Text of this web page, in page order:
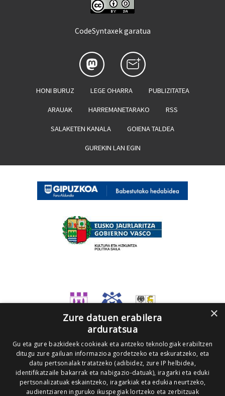
CodeSyntaxek garatua
HONI BURUZ LEGE OHARRA PUBLIZITATEA
ARAUAK HARREMANETARAKO RSS
SALAKETEN KANALA GOIENA TALDEA
GUREKIN LAN EGIN
×
Zure datuen erabilera
arduratsua
Gu eta gure bazkideek cookieak eta antzeko teknologiak erabiltzen
ditugu zure gailuan informazioa gordetzeko eta eskuratzeko, eta
datu pertsonalak tratatzeko (adibidez, zure IP helbidea,
identifikatzaile bakarrak eta nabigazio-datuak), iragarki eta eduki
pertsonalizatuak eskaintzeko, iragarkiak eta edukia neurtzeko,
audientziaren inguruko ikuspegiak lortzeko eta zerbitzuak